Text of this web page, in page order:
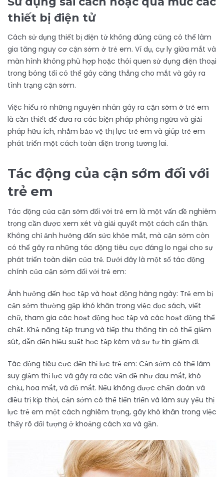
thiết bị điện tử
Cách sử dụng thiết bị điện tử không đúng cũng có thể làm
gia tăng nguy cơ cận sớm ở trẻ em. Ví dụ, cự ly giữa mắt và
màn hình không phù hợp hoặc thói quen sử dụng điện thoại
trong bóng tối có thể gây căng thẳng cho mắt và gây ra
tình trạng cận sớm.
Việc hiểu rõ những nguyên nhân gây ra cận sớm ở trẻ em
là cần thiết để đưa ra các biện pháp phòng ngừa và giải
pháp hữu ích, nhằm bảo vệ thị lực trẻ em và giúp trẻ em
phát triển một cách toàn diện trong tương lai.
Tác động của cận sớm đối với
trẻ em
Tác động của cận sớm đối với trẻ em là một vấn đề nghiêm
trọng cần được xem xét và giải quyết một cách cẩn thận.
Không chỉ ảnh hưởng đến sức khỏe mắt, mà cận sớm còn
có thể gây ra những tác động tiêu cực đáng lo ngại cho sự
phát triển toàn diện của trẻ. Dưới đây là một số tác động
chính của cận sớm đối với trẻ em:
Ảnh hưởng đến học tập và hoạt động hàng ngày: Trẻ em bị
cận sớm thường gặp khó khăn trong việc đọc sách, viết
chữ, tham gia các hoạt động học tập và các hoạt động thể
chất. Khả năng tập trung và tiếp thu thông tin có thể giảm
sút, dẫn đến hiệu suất học tập kém và sự tự tin giảm đi.
Tác động tiêu cực đến thị lực trẻ em: Cận sớm có thể làm
suy giảm thị lực và gây ra các vấn đề như đau mắt, khó
chịu, hoa mắt, và đỏ mắt. Nếu không được chẩn đoán và
điều trị kịp thời, cận sớm có thể tiến triển và làm suy yếu thị
lực trẻ em một cách nghiêm trọng, gây khó khăn trong việc
thấy rõ đối tượng ở khoảng cách xa và gần.